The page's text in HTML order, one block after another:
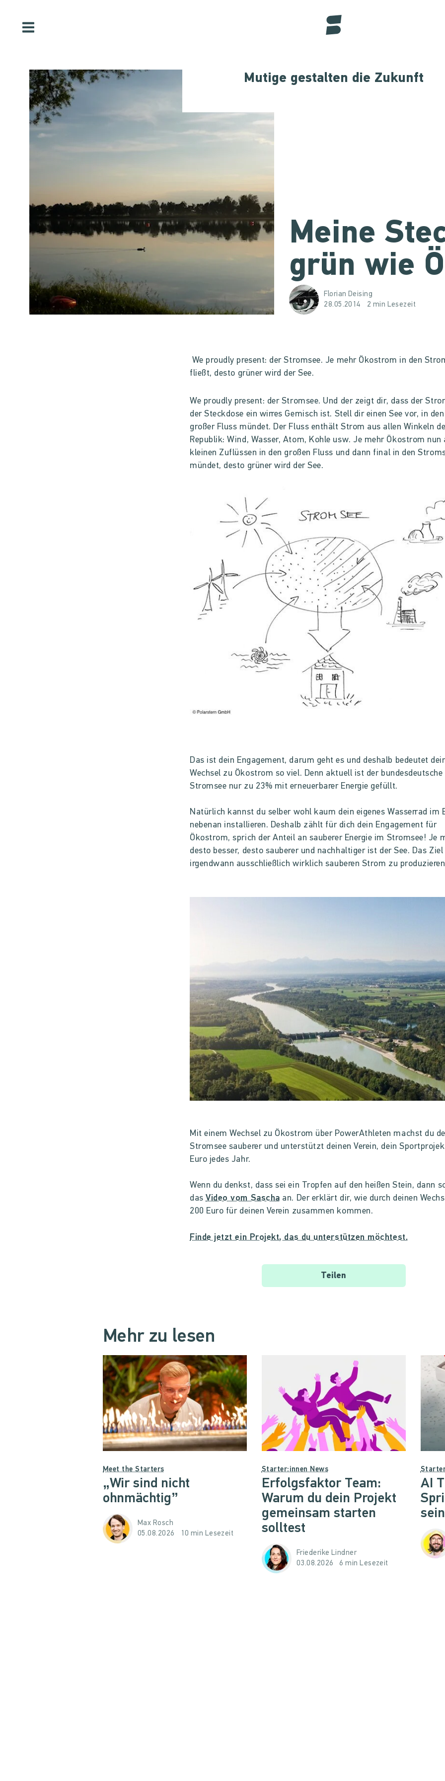
Mutige gestalten die Zukunft
Meine
grün wie
Florian Deising
28.05.2014
2 min Lesezeit
We proudly present: der Stromsee. Je mehr Ökostrom in den
fließt, desto grüner wird der See.
We proudly present: der Stromsee. Und der zeigt dir, dass der
der Steckdose ein wirres Gemisch ist. Stell dir einen See vor, in
großer Fluss mündet. Der Fluss enthält Strom aus allen Winkeln
Republik: Wind, Wasser, Atom, Kohle usw. Je mehr Ökostrom nun
kleinen Zuflüssen in den großen Fluss und dann final in den
mündet, desto grüner wird der See.
Das ist dein Engagement, darum geht es und deshalb bedeutet
Wechsel zu Ökostrom so viel. Denn aktuell ist der bundesdeutsche
Stromsee nur zu 23% mit erneuerbarer Energie gefüllt.
Natürlich kannst du selber wohl kaum dein eigenes Wasserrad im
nebenan installieren. Deshalb zählt für dich dein Engagement für
Ökostrom, sprich der Anteil an sauberer Energie im Stromsee! Je
desto besser, desto sauberer und nachhaltiger ist der See. Das
irgendwann ausschließlich wirklich sauberen Strom zu
Mit einem Wechsel zu Ökostrom über PowerAthleten machst du
Stromsee sauberer und unterstützt deinen Verein, dein
Euro jedes Jahr.
Wenn du denkst, dass sei ein Tropfen auf den heißen Stein, dann
dasVideo vom Sascha an. Der erklärt dir, wie durch deinen
200 Euro für deinen Verein zusammen kommen.
Finde jetzt ein Projekt, das du unterstützen möchtest.
Teilen
Mehr zu lesen
Meet the Starters
„Wir sind nicht
ohnmächtig”
Max Rosch
05.08.2026
10 min Lesezeit
Starter:innen News
Erfolgsfaktor Team:
Warum du dein Projekt
gemeinsam starten
solltest
Friederike Lindner
03.08.2026
6 min Lesezeit
AI